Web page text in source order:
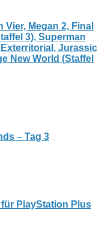
Megan 2, Final
3), Superman
Jurassic
New World (Staffel
– Tag 3
für PlayStation Plus